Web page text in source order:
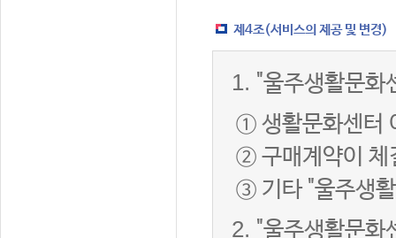
제4조(서비스의 제공 및 변경)
1. "울주생활문화
① 생활문화센터
② 구매계약이 체
③ 기타 "울주생
2. "울주생활문화